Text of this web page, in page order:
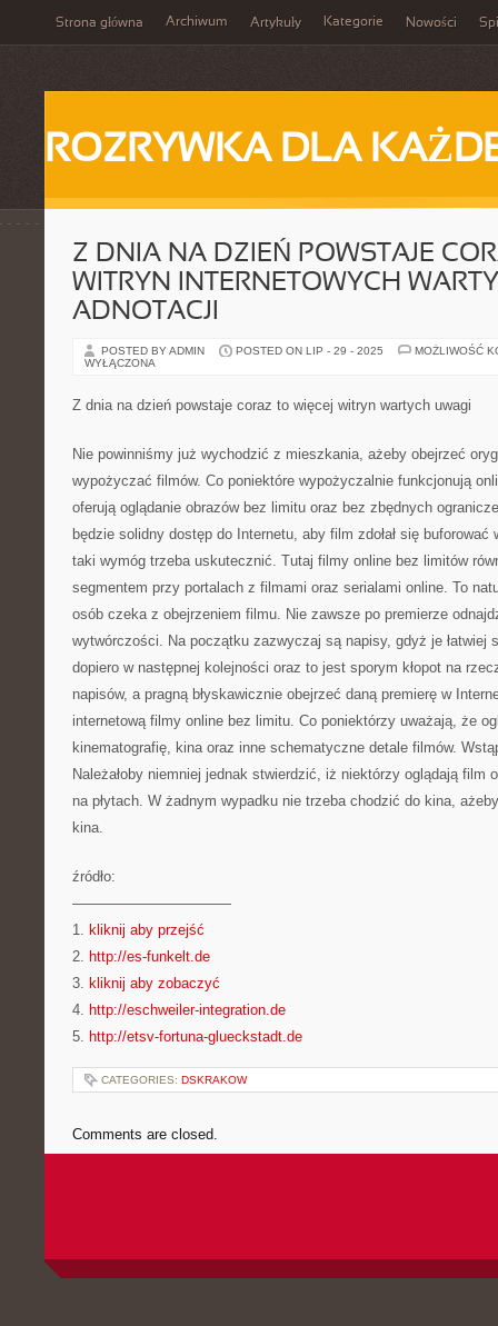
Strona główna Archiwum Artykuły Kategorie Nowości
ROZRYWKA DLA
Z DNIA NA DZIEŃ POWSTAJE
WITRYN INTERNETOWYCH
ADNOTACJI
POSTED BY ADMIN POSTED ON LIP - 29 - 2025
MOŻLIWOŚĆ
WYŁĄCZONA
Z dnia na dzień powstaje coraz to więcej witryn wartych uwagi
Nie powinniśmy już wychodzić z mieszkania, ażeby obejrzeć
wypożyczać filmów. Co poniektóre wypożyczalnie funkcjonują
oferują oglądanie obrazów bez limitu oraz bez zbędnych
będzie solidny dostęp do Internetu, aby film zdołał się
taki wymóg trzeba uskutecznić. Tutaj filmy online bez limitów
segmentem przy portalach z filmami oraz serialami online. To
osób czeka z obejrzeniem filmu. Nie zawsze po premierze
wytwórczości. Na początku zazwyczaj są napisy, gdyż je łatwiej
dopiero w następnej kolejności oraz to jest sporym kłopot na
napisów, a pragną błyskawicznie obejrzeć daną premierę w
internetową filmy online bez limitu. Co poniektórzy uważają, że
kinematografię, kina oraz inne schematyczne detale filmów.
Należałoby niemniej jednak stwierdzić, iż niektórzy oglądają film
na płytach. W żadnym wypadku nie trzeba chodzić do kina,
kina.
źródło:
———————————
1. kliknij aby przejść
2. http://es-funkelt.de
3. kliknij aby zobaczyć
4. http://eschweiler-integration.de
5. http://etsv-fortuna-glueckstadt.de
CATEGORIES: DSKRAKOW
Comments are closed.